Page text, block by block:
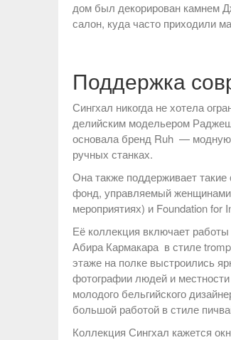
дом был декорирован камнем
салон, куда часто приходили
Поддержка
Сингхал никогда не хотела
делийским модельером
основала бренд Ruh — модную
ручных станках.
Она также поддерживает такие
фонд, управляемый
мероприятиях) и Foundation for
Её коллекция включает
Абира Кармакара в стиле
этаже на полке выстроились
фотографии людей и
молодого бельгийского
большой работой в стиле
Коллекция Сингхал кажется